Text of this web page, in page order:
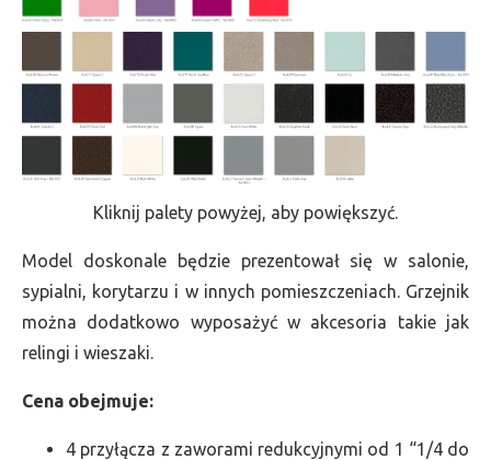
Kliknij palety powyżej, aby powiększyć.
Model doskonale będzie prezentował się w salonie,
sypialni, korytarzu i w innych pomieszczeniach. Grzejnik
można dodatkowo wyposażyć w akcesoria takie jak
relingi i wieszaki.
Cena obejmuje:
4 przyłącza z zaworami redukcyjnymi od 1 “1/4 do